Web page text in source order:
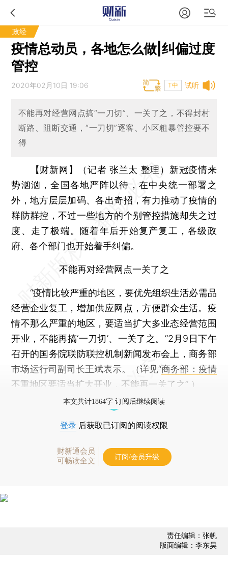
政经
疫情总动员，各地怎么做|纠偏过度
管控
试听
2020年02月10日 19:06 T中
不能再对经营网点搞“一刀切”、一关了之，不得封村
断路、阻断交通，“一刀切”逐客、小区粗暴管控要不
得
【财新网】（记者 张兰太 整理） 新冠疫情来
势汹汹，全国各地严阵以待，在中央统一部署之
外，地方层层加码、各出奇招，有力推动了疫情的
群防群控，不过一些地方的个别管控措施却失之过
度、走了极端。随着年后开始复产复工，各级政
府、各个部门也开始着手纠偏。
不能再对经营网点一关了之
“疫情比较严重的地区，要优先组织生活必需品
经营企业复工，增加供应网点，方便群众生活。疫
情不那么严重的地区，要适当扩大多业态经营范围
开业，不能再搞‘一刀切’、一关了之。”2月9日下午
召开的国务院联防联控机制新闻发布会上，商务部
市场运行司副司长王斌表示。（详见“商务部：疫情
不重地区要适当扩大开业，不能再一关了之” ）
本文共计1864字 订阅后继续阅读
登录 后获取已订阅的阅读权限
财新通会员
可畅读全文
订阅/会员升级
责任编辑：张帆
版面编辑：李东昊